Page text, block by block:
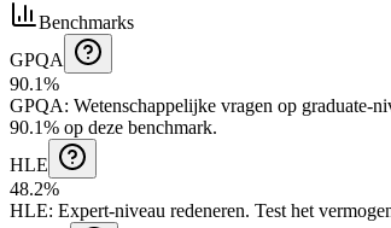
Benchmarks
GPQA
90.1%
GPQA: Wetenschappelijke vragen op graduate-
90.1% op deze benchmark.
HLE
48.2%
HLE: Expert-niveau redeneren. Test het